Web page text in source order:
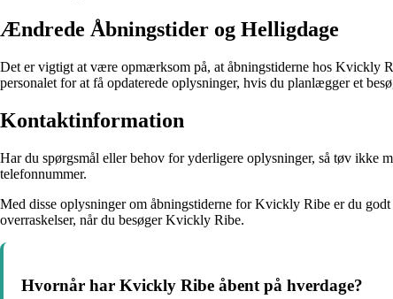
Ændrede Åbningstider og Helligdage
Det er vigtigt at være opmærksom på, at åbningstiderne hos Kvickly
personalet for at få opdaterede oplysninger, hvis du planlægger et
Kontaktinformation
Har du spørgsmål eller behov for yderligere oplysninger, så tøv ikke
telefonnummer.
Med disse oplysninger om åbningstiderne for Kvickly Ribe er du
overraskelser, når du besøger Kvickly Ribe.
Hvornår har Kvickly Ribe åbent på hverdage?